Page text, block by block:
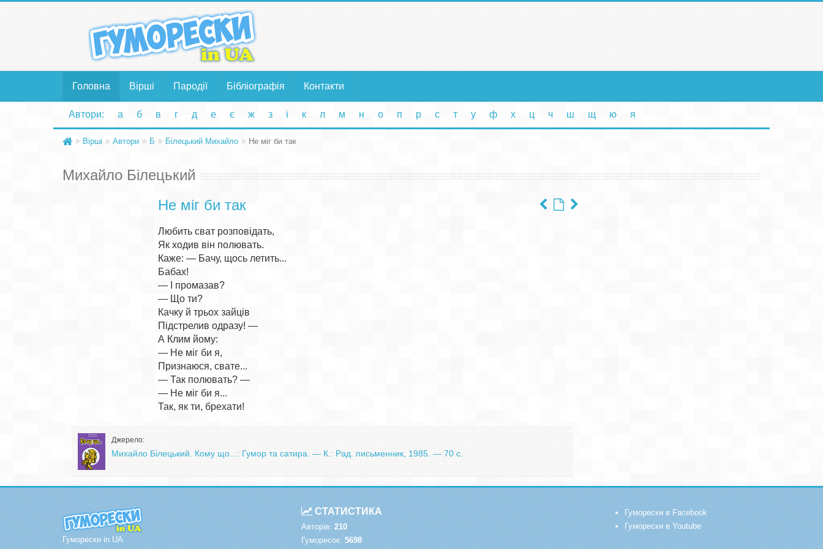
Головна Вірші Пародії Бібліографія Контакти
Автори: а б в г д е є ж з і к л м н о п р с т у ф х ц ч ш щ ю я
Вірші Автори Б Білецький Михайло Не міг би так
Михайло Білецький
Не міг би так
Любить сват розповідать,
Як ходив він полювать.
Каже: — Бачу, щось летить...
Бабах!
— І промазав?
— Що ти?
Качку й трьох зайців
Підстрелив одразу! —
А Клим йому:
— Не міг би я,
Признаюся, свате...
— Так полювать? —
— Не міг би я...
Джерело:
Михайло Білецький. Кому що...: Гумор та сатира. — К.: Рад. письменник, 1985. — 70 с.
Гуморески in UA
СТАТИСТИКА
Авторів: 210
Гуморесок: 5698
Гуморески в Facebook
Гуморески в Youtube